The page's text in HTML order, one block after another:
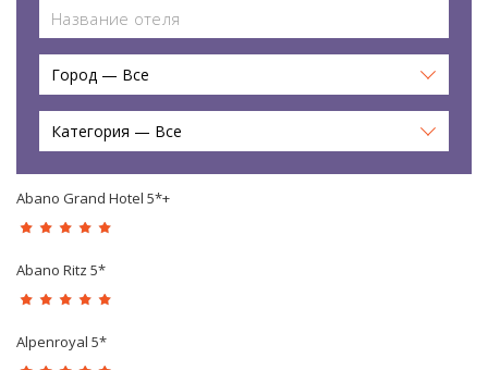
Город — Все
Категория — Все
Abano Grand Hotel 5*+
Abano Ritz 5*
Alpenroyal 5*